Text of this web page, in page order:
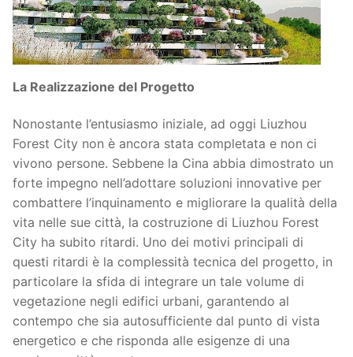
La Realizzazione del Progetto
Nonostante l’entusiasmo iniziale, ad oggi Liuzhou
Forest City non è ancora stata completata e non ci
vivono persone. Sebbene la Cina abbia dimostrato un
forte impegno nell’adottare soluzioni innovative per
combattere l’inquinamento e migliorare la qualità della
vita nelle sue città, la costruzione di Liuzhou Forest
City ha subito ritardi. Uno dei motivi principali di
questi ritardi è la complessità tecnica del progetto, in
particolare la sfida di integrare un tale volume di
vegetazione negli edifici urbani, garantendo al
contempo che sia autosufficiente dal punto di vista
energetico e che risponda alle esigenze di una